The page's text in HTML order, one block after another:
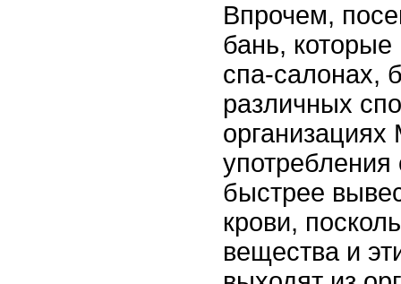
Впрочем,
бань,
спа-салонах,
различных
употребления
быстрее
крови,
вещества и